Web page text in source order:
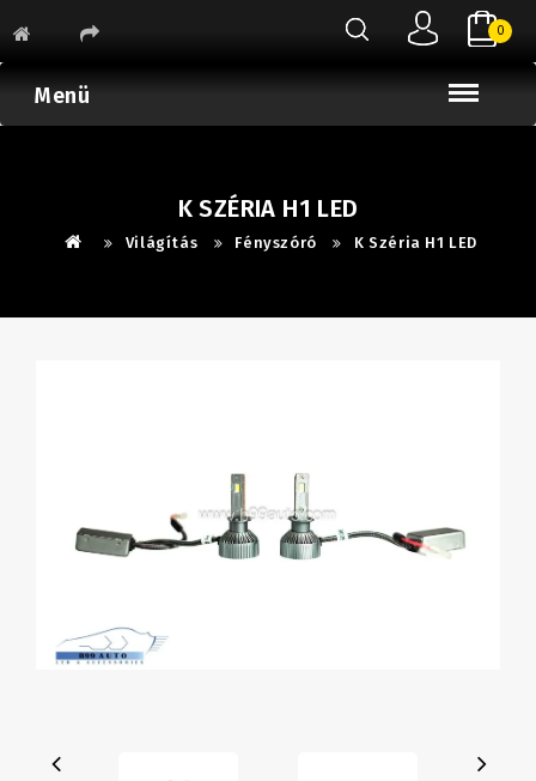
0
Menü
K SZÉRIA H1 LED
Világítás Fényszóró K Széria H1 LED